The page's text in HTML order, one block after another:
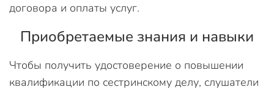
договора и оплаты услуг.
Приобретаемые знания и навыки
Чтобы получить удостоверение о повышении
квалификации по сестринскому делу, слушатели